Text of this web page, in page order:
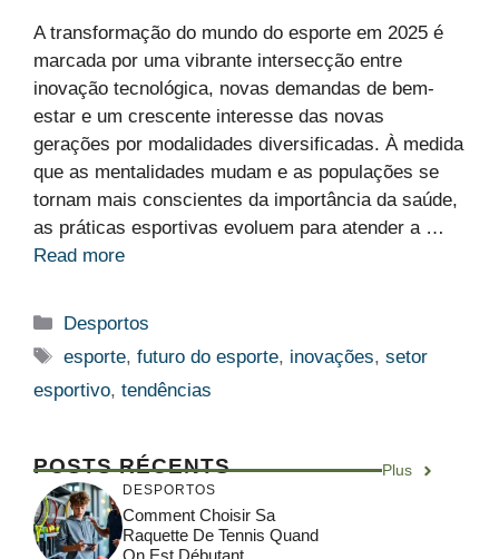
A transformação do mundo do esporte em 2025 é
marcada por uma vibrante intersecção entre
inovação tecnológica, novas demandas de bem-
estar e um crescente interesse das novas
gerações por modalidades diversificadas. À medida
que as mentalidades mudam e as populações se
tornam mais conscientes da importância da saúde,
as práticas esportivas evoluem para atender a …
Read more
Categorias
Desportos
Etiquetas
esporte,futuro do esporte, inovações,setor
esportivo, tendências
POSTS RÉCENTS Plus
DESPORTOS
Comment Choisir Sa
Raquette De Tennis Quand
On Est Débutant